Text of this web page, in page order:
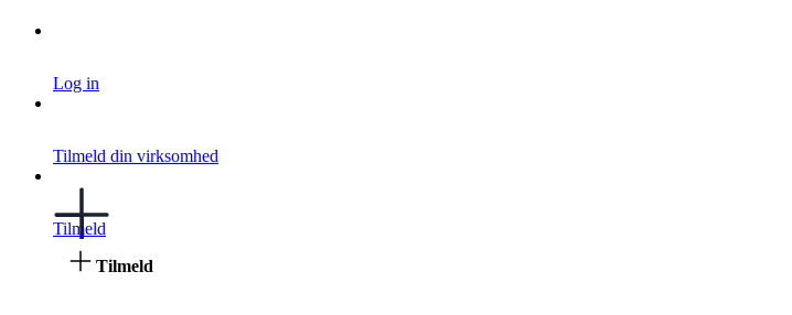
Log in
Tilmeld din virksomhed
Tilmeld
Tilmeld